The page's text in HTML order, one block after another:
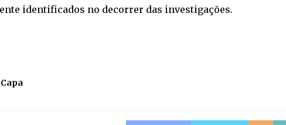
identificados no decorrer das investigações.
Capa